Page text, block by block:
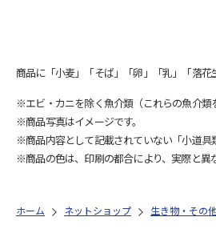
商品に「小麦」「そば」「卵」「乳」「落
※エビ・カニを除く魚介類（これらの魚介類
※商品写真はイメージです。
※商品内容として記載されていない「小道具
※商品の色は、印刷の都合により、実際と異
ホーム ネットショップ 生き物・その